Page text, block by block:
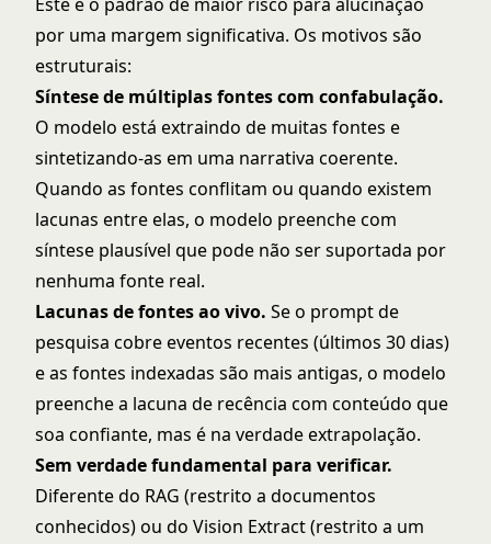
por uma margem significativa. Os motivos são
estruturais:
Síntese de múltiplas fontes com confabulação.
O modelo está extraindo de muitas fontes e
sintetizando-as em uma narrativa coerente.
Quando as fontes conflitam ou quando existem
lacunas entre elas, o modelo preenche com
síntese plausível que pode não ser suportada por
nenhuma fonte real.
Lacunas de fontes ao vivo. Se o prompt de
pesquisa cobre eventos recentes (últimos 30 dias)
e as fontes indexadas são mais antigas, o modelo
preenche a lacuna de recência com conteúdo que
soa confiante, mas é na verdade extrapolação.
Sem verdade fundamental para verificar.
Diferente do RAG (restrito a documentos
conhecidos) ou do Vision Extract (restrito a um